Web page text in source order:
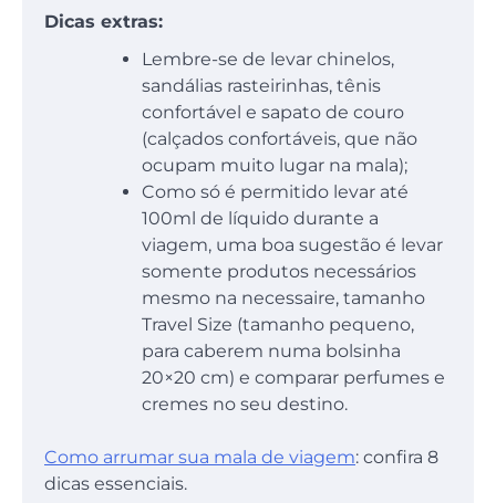
Dicas extras:
Lembre-se de levar chinelos,
sandálias rasteirinhas, tênis
confortável e sapato de couro
(calçados confortáveis, que não
ocupam muito lugar na mala);
Como só é permitido levar até
100ml de líquido durante a
viagem, uma boa sugestão é levar
somente produtos necessários
mesmo na necessaire, tamanho
Travel Size (tamanho pequeno,
para caberem numa bolsinha
20×20 cm) e comparar perfumes e
cremes no seu destino.
Como arrumar sua mala de viagem: confira 8
dicas essenciais.